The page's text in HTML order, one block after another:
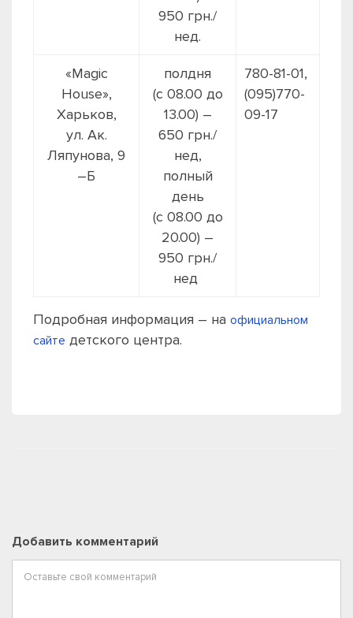
950 грн./
нед.
«Magic
House»,
Харьков,
ул. Ак.
Ляпунова, 9
–Б
полдня
(с 08.00 до
13.00) –
650 грн./
нед,
полный
день
(с 08.00 до
20.00) –
950 грн./
нед
780-81-01,
(095)770-
09-17
Подробная информация – на официальном
сайте детского центра.
Добавить комментарий